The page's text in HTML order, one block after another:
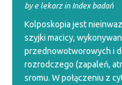
by e lekarz in Index badań
Kolposkopia jest
szyjki macicy,
przednowotworowych i
rozrodczego (zapaleń,
sromu. W połączeniu z